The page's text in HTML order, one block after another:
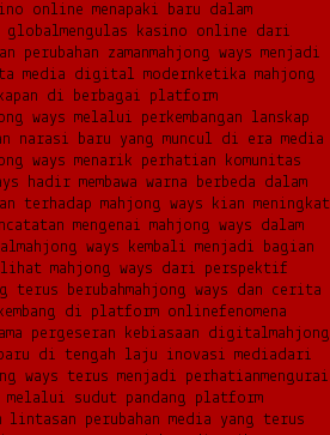
online menapaki baru dalam
globalmengulas kasino online dari
zamanmahjong ways menjadi
media digital modernketika mahjong
di berbagai platform
ways melalui perkembangan lanskap
narasi baru yang muncul di era media
ways menarik perhatian komunitas
hadir membawa warna berbeda dalam
terhadap mahjong ways kian meningkat
catatan mengenai mahjong ways dalam
mahjong ways kembali menjadi bagian
mahjong ways dari perspektif
terus berubahmahjong ways dan cerita
di platform onlinefenomena
pergeseran kebiasaan digitalmahjong
baru di tengah laju inovasi mediadari
ways terus menjadi perhatianmengurai
melalui sudut pandang platform
lintasan perubahan media yang terus